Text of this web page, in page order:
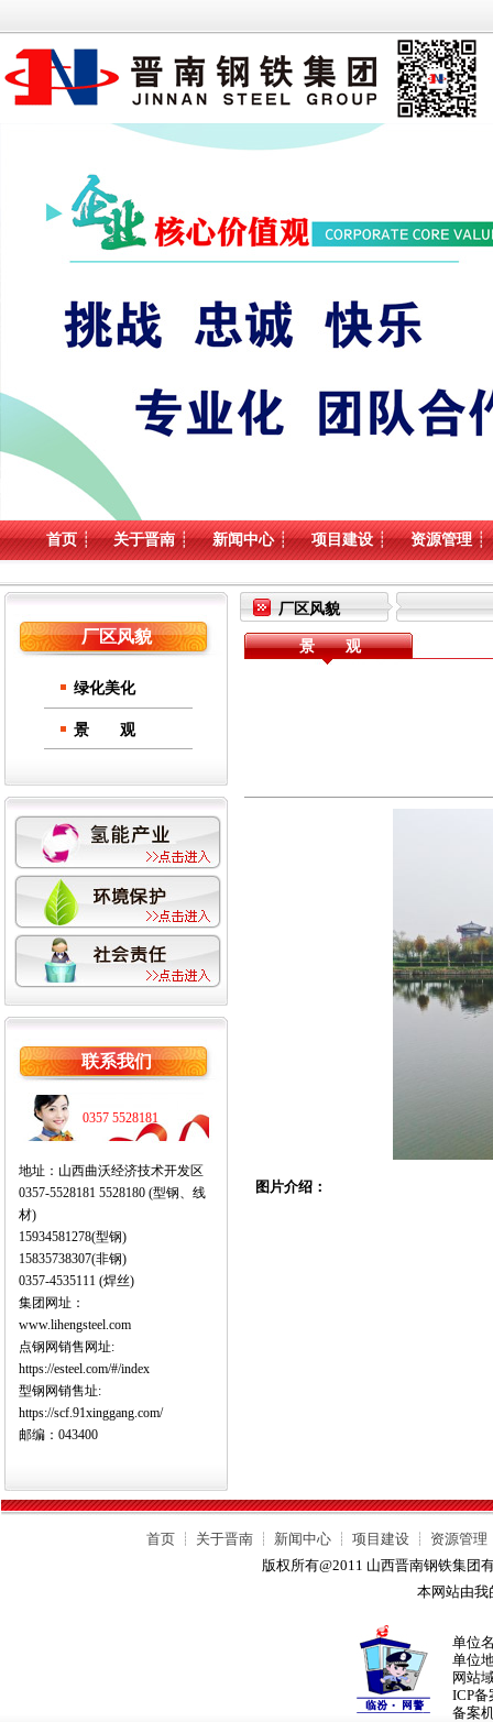
首页 ┊ 关于晋南 ┊ 新闻中心 ┊ 项目建设 ┊ 资源管理 ┊
厂区风貌
绿化美化
景 观
联系我们
0357 5528181
地址：山西曲沃经济技术开发区
0357-5528181 5528180 (型钢、线
材)
15934581278(型钢)
15835738307(非钢)
0357-4535111 (焊丝)
集团网址：
www.lihengsteel.com
点钢网销售网址:
https://esteel.com/#/index
型钢网销售址:
https://scf.91xinggang.com/
邮编：043400
厂区风貌
景 观
图片介绍：
首页 ┊ 关于晋南 ┊ 新闻中心 ┊ 项目建设 ┊ 资源管理
版权所有@2011 山西晋南钢铁集团
本网站由我
单位
单位
网站
ICP备
备案